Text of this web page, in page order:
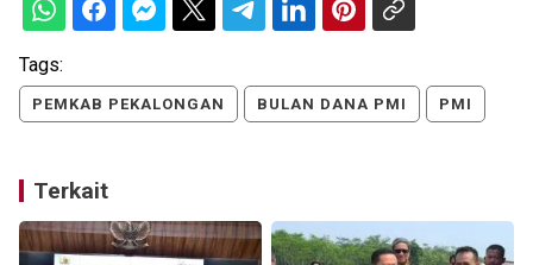
Tags:
PEMKAB PEKALONGAN BULAN DANA PMI PMI
Terkait